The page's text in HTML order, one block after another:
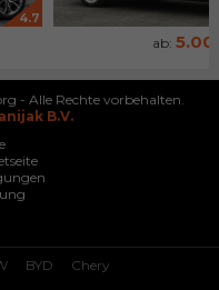
4.7
ab:
- Alle Rechte vorbehalten.
B.V.
BYD Chery